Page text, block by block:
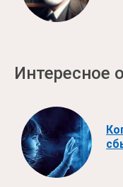
Интересное